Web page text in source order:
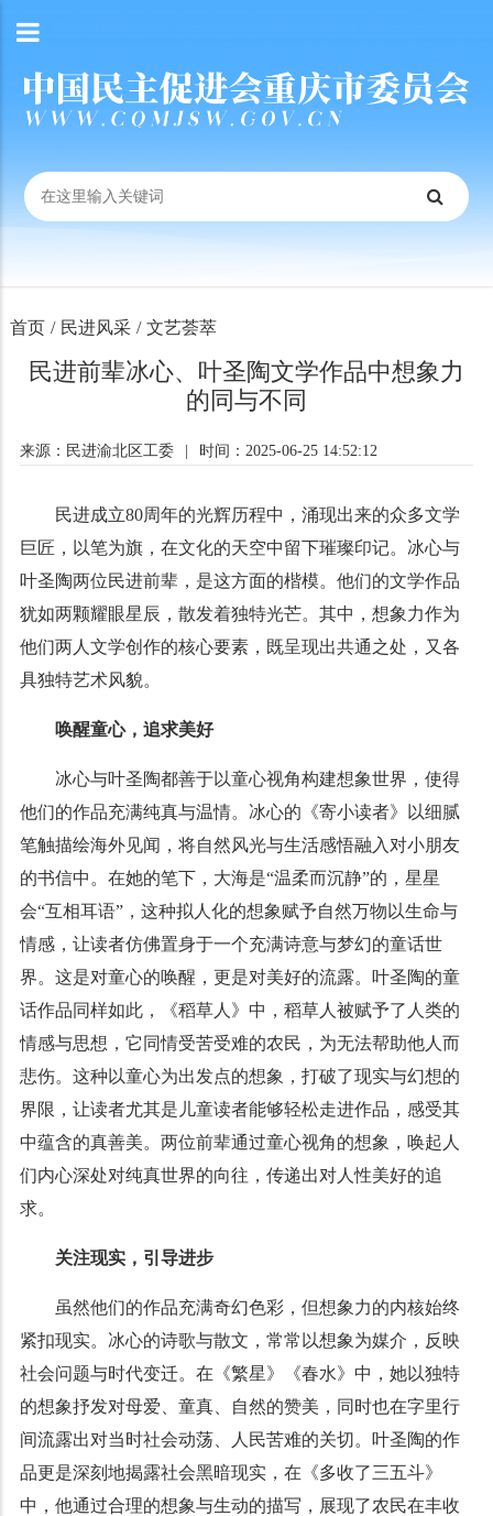
首页 / 民进风采 / 文艺荟萃
民进前辈冰心、叶圣陶文学作品中想象力
的同与不同
来源：民进渝北区工委 时间：2025-06-25 14:52:12
民进成立80周年的光辉历程中，涌现出来的众多文学
巨匠，以笔为旗，在文化的天空中留下璀璨印记。冰心与
叶圣陶两位民进前辈，是这方面的楷模。他们的文学作品
犹如两颗耀眼星辰，散发着独特光芒。其中，想象力作为
他们两人文学创作的核心要素，既呈现出共通之处，又各
具独特艺术风貌。
唤醒童心，追求美好
冰心与叶圣陶都善于以童心视角构建想象世界，使得
他们的作品充满纯真与温情。冰心的《寄小读者》以细腻
笔触描绘海外见闻，将自然风光与生活感悟融入对小朋友
的书信中。在她的笔下，大海是“温柔而沉静”的，星星
会“互相耳语”，这种拟人化的想象赋予自然万物以生命与
情感，让读者仿佛置身于一个充满诗意与梦幻的童话世
界。这是对童心的唤醒，更是对美好的流露。叶圣陶的童
话作品同样如此，《稻草人》中，稻草人被赋予了人类的
情感与思想，它同情受苦受难的农民，为无法帮助他人而
悲伤。这种以童心为出发点的想象，打破了现实与幻想的
界限，让读者尤其是儿童读者能够轻松走进作品，感受其
中蕴含的真善美。两位前辈通过童心视角的想象，唤起人
们内心深处对纯真世界的向往，传递出对人性美好的追
求。
关注现实，引导进步
虽然他们的作品充满奇幻色彩，但想象力的内核始终
紧扣现实。冰心的诗歌与散文，常常以想象为媒介，反映
社会问题与时代变迁。在《繁星》《春水》中，她以独特
的想象抒发对母爱、童真、自然的赞美，同时也在字里行
间流露出对当时社会动荡、人民苦难的关切。叶圣陶的作
品更是深刻地揭露社会黑暗现实，在《多收了三五斗》
中，他通过合理的想象与生动的描写，展现了农民在丰收